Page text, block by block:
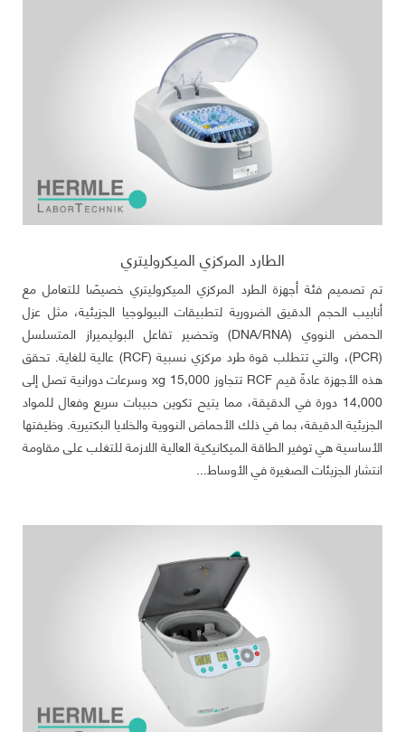
الطارد المركزي الميكروليتري
تم تصميم فئة أجهزة الطرد المركزي الميكروليتري خصيصًا للتعامل مع
أنابيب الحجم الدقيق الضرورية لتطبيقات البيولوجيا الجزيئية، مثل عزل
الحمض النووي (DNA/RNA) وتحضير تفاعل البوليميراز المتسلسل
(PCR)، والتي تتطلب قوة طرد مركزي نسبية (RCF) عالية للغاية. تحقق
هذه الأجهزة عادةً قيم RCF تتجاوز 15,000 xg وسرعات دورانية تصل إلى
14,000 دورة في الدقيقة، مما يتيح تكوين حبيبات سريع وفعال للمواد
الجزيئية الدقيقة، بما في ذلك الأحماض النووية والخلايا البكتيرية. وظيفتها
الأساسية هي توفير الطاقة الميكانيكية العالية اللازمة للتغلب على مقاومة
انتشار الجزيئات الصغيرة في الأوساط...